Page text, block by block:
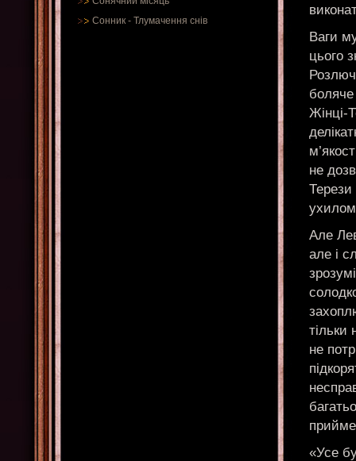
Сонник - Тлумачення снів
Ваги
цього
Жінці-
не
Терези
ухилом
Але
але і
не
прийме
«Усе